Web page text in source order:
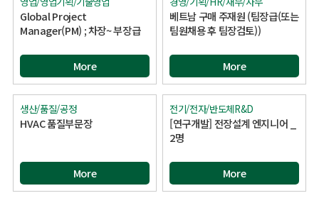
Global Project
Manager(PM) ; 차장~ 부장급
More
베트남 구매 주재원 (팀장급(또는
팀원채용 후 팀장검토))
More
생산/품질/공정
HVAC 품질부문장
More
전기/전자/반도체R&D
[연구개발] 전장설계 엔지니어 _
2명
More